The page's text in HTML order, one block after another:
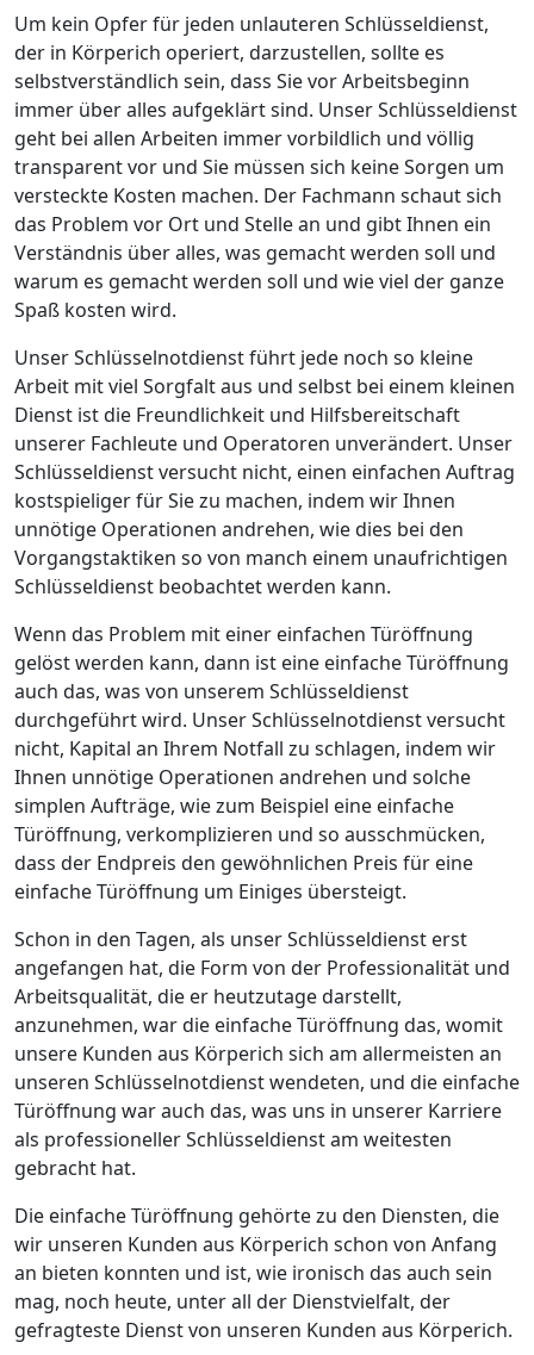
Um kein Opfer für jeden unlauteren Schlüsseldienst,
der in Körperich operiert, darzustellen, sollte es
selbstverständlich sein, dass Sie vor Arbeitsbeginn
immer über alles aufgeklärt sind. Unser Schlüsseldienst
geht bei allen Arbeiten immer vorbildlich und völlig
transparent vor und Sie müssen sich keine Sorgen um
versteckte Kosten machen. Der Fachmann schaut sich
das Problem vor Ort und Stelle an und gibt Ihnen ein
Verständnis über alles, was gemacht werden soll und
warum es gemacht werden soll und wie viel der ganze
Spaß kosten wird.
Unser Schlüsselnotdienst führt jede noch so kleine
Arbeit mit viel Sorgfalt aus und selbst bei einem kleinen
Dienst ist die Freundlichkeit und Hilfsbereitschaft
unserer Fachleute und Operatoren unverändert. Unser
Schlüsseldienst versucht nicht, einen einfachen Auftrag
kostspieliger für Sie zu machen, indem wir Ihnen
unnötige Operationen andrehen, wie dies bei den
Vorgangstaktiken so von manch einem unaufrichtigen
Schlüsseldienst beobachtet werden kann.
Wenn das Problem mit einer einfachen Türöffnung
gelöst werden kann, dann ist eine einfache Türöffnung
auch das, was von unserem Schlüsseldienst
durchgeführt wird. Unser Schlüsselnotdienst versucht
nicht, Kapital an Ihrem Notfall zu schlagen, indem wir
Ihnen unnötige Operationen andrehen und solche
simplen Aufträge, wie zum Beispiel eine einfache
Türöffnung, verkomplizieren und so ausschmücken,
dass der Endpreis den gewöhnlichen Preis für eine
einfache Türöffnung um Einiges übersteigt.
Schon in den Tagen, als unser Schlüsseldienst erst
angefangen hat, die Form von der Professionalität und
Arbeitsqualität, die er heutzutage darstellt,
anzunehmen, war die einfache Türöffnung das, womit
unsere Kunden aus Körperich sich am allermeisten an
unseren Schlüsselnotdienst wendeten, und die einfache
Türöffnung war auch das, was uns in unserer Karriere
als professioneller Schlüsseldienst am weitesten
gebracht hat.
Die einfache Türöffnung gehörte zu den Diensten, die
wir unseren Kunden aus Körperich schon von Anfang
an bieten konnten und ist, wie ironisch das auch sein
mag, noch heute, unter all der Dienstvielfalt, der
gefragteste Dienst von unseren Kunden aus Körperich.